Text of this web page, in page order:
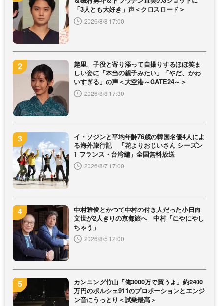
「3人とも大好き」声＜クロスロード＞
2026/8/8 17:00
趣里、子役と寄り添って自撮りするほほ笑ま
しい姿に「本当の親子みたい」「やだ、かわ
いすぎる」の声＜大空港～GATE24～＞
2026/8/8 17:30
イ・ソジンと平均年齢76歳の韓国名優4人によ
る海外旅行記 「花よりおじいさん シーズン
1 フランス・台湾編」全国無料放送
2026/8/7 17:00
中村雅俊とかつて中村の付き人だった小日向
文世が2人きりの京都旅へ 中村「にやにやし
ちゃう」
2026/8/5 12:00
カンニング竹山「俺3000万で買うよ」約2400
万円のポルシェ911のプロポーションとエンジ
ン音にうっとり＜試乗最高＞